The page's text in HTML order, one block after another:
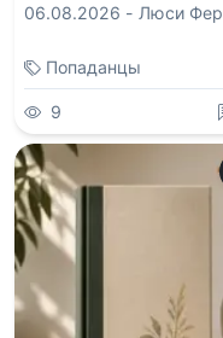
06.08.2026 - Люси Фер
Попаданцы
9